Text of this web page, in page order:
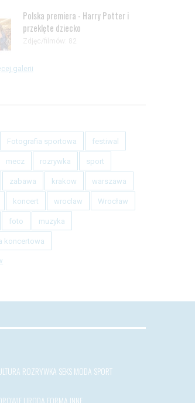
Polska premiera - Harry Potter i
przeklęte dziecko
Zdjęc/filmów: 82
galerii
Fotografia sportowa festiwal
mecz rozrywka sport
zabawa krakow warszawa
koncert wroclaw Wrocław
foto muzyka
koncertowa
ROZRYWKA SEKSMODA SPORT
URODA FORMA INNE